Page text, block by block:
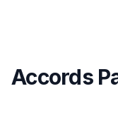
Accords